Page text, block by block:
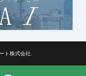
ト株式会社.